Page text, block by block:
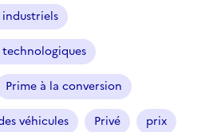
industriels
technologiques
Prime à la conversion
véhicules Privé prix